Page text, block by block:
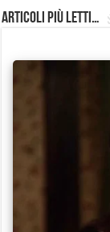
Articoli più Letti…